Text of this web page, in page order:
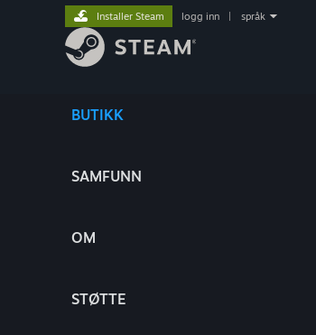
BUTIKK
SAMFUNN
OM
STØTTE
Installer Steam logg inn språk